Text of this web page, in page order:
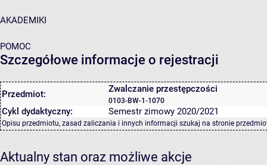
AKADEMIKI
POMOC
Szczegółowe informacje o rejestracji
Przedmiot: Zwalczanie przestępczości
0103-BW-1-1070
Cykl dydaktyczny: Semestr zimowy 2020/2021
Opisu przedmiotu, zasad zaliczania i innych informacji szukaj na stronie
Aktualny stan oraz możliwe akcje